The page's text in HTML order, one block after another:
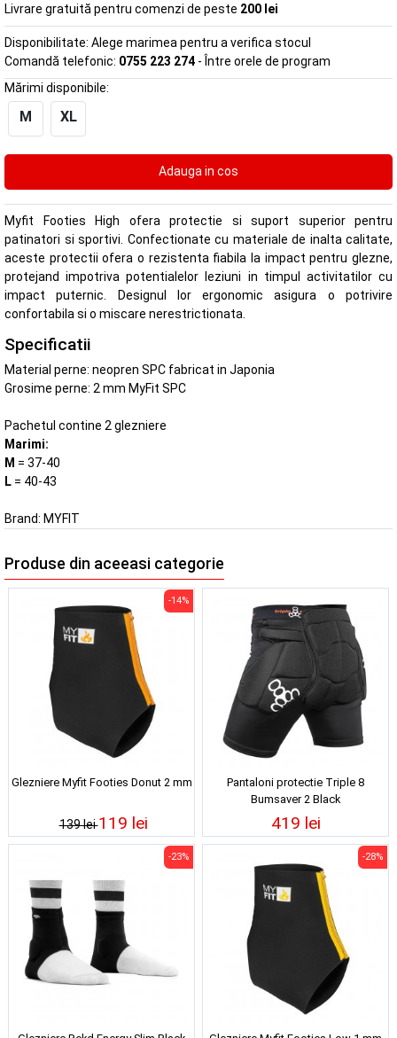
Livrare gratuită pentru comenzi de peste 200 lei
Disponibilitate: Alege marimea pentru a verifica stocul
Comandă telefonic: 0755 223 274 - Între orele de program
Mărimi disponibile:
M XL
Myfit Footies High ofera protectie si suport superior pentru
patinatori si sportivi. Confectionate cu materiale de inalta calitate,
aceste protectii ofera o rezistenta fiabila la impact pentru glezne,
protejand impotriva potentialelor leziuni in timpul activitatilor cu
impact puternic. Designul lor ergonomic asigura o potrivire
confortabila si o miscare nerestrictionata.
Specificatii
Material perne: neopren SPC fabricat in Japonia
Grosime perne: 2 mm MyFit SPC
Pachetul contine 2 glezniere
Marimi:
M = 37-40
L = 40-43
Brand: MYFIT
Produse din aceeasi categorie
Glezniere Myfit Footies Donut 2 mm
139 lei
-14%
119 lei
Pantaloni protectie Triple 8
Bumsaver 2 Black
419 lei
-23% -28%